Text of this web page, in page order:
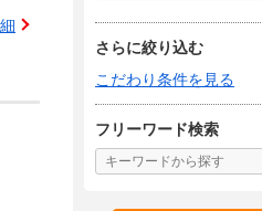
さらに絞り込む
こだわり条件を見る
フリーワード検索